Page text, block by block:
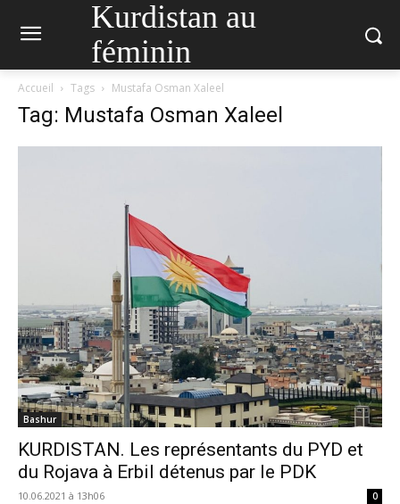
Kurdistan au
féminin
Accueil Tags Mustafa Osman Xaleel
Tag: Mustafa Osman Xaleel
Bashur
KURDISTAN. Les représentants du PYD et
du Rojava à Erbil détenus par le PDK
10.06.2021 à 13h06 0